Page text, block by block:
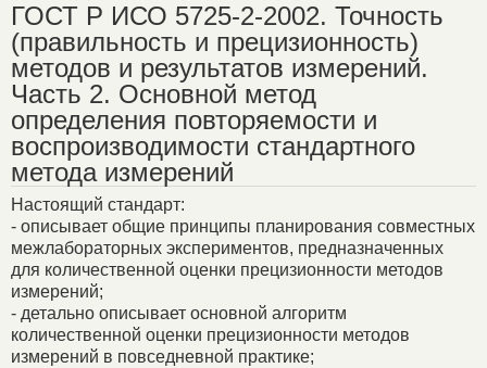
ГОСТ Р ИСО 5725-2-2002. Точность
(правильность и прецизионность)
методов и результатов измерений.
Часть 2. Основной метод
определения повторяемости и
воспроизводимости стандартного
метода измерений
Настоящий стандарт:
- описывает общие принципы планирования совместных
межлабораторных экспериментов, предназначенных
для количественной оценки прецизионности методов
измерений;
- детально описывает основной алгоритм
количественной оценки прецизионности методов
измерений в повседневной практике;